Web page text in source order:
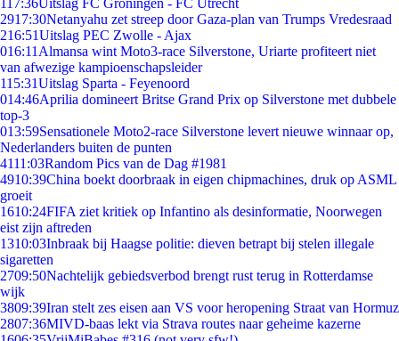
117:36Uitslag FC Groningen - FC Utrecht
2917:30Netanyahu zet streep door Gaza-plan van Trumps Vredesraad
216:51Uitslag PEC Zwolle - Ajax
016:11 Almansa wint Moto3-race Silverstone, Uriarte profiteert niet
van afwezige kampioenschapsleider
115:31Uitslag Sparta - Feyenoord
014:46Aprilia domineert Britse Grand Prix op Silverstone met dubbele
top-3
013:59Sensationele Moto2-race Silverstone levert nieuwe winnaar op,
Nederlanders buiten de punten
4111:03Random Pics van de Dag #1981
4910:39China boekt doorbraak in eigen chipmachines, druk op ASML
groeit
1610:24FIFA ziet kritiek op Infantino als desinformatie, Noorwegen
eist zijn aftreden
1310:03Inbraak bij Haagse politie: dieven betrapt bij stelen illegale
sigaretten
2709:50Nachtelijk gebiedsverbod brengt rust terug in Rotterdamse
wijk
3809:39Iran stelt zes eisen aan VS voor heropening Straat van Hormuz
2807:36MIVD-baas lekt via Strava routes naar geheime kazerne